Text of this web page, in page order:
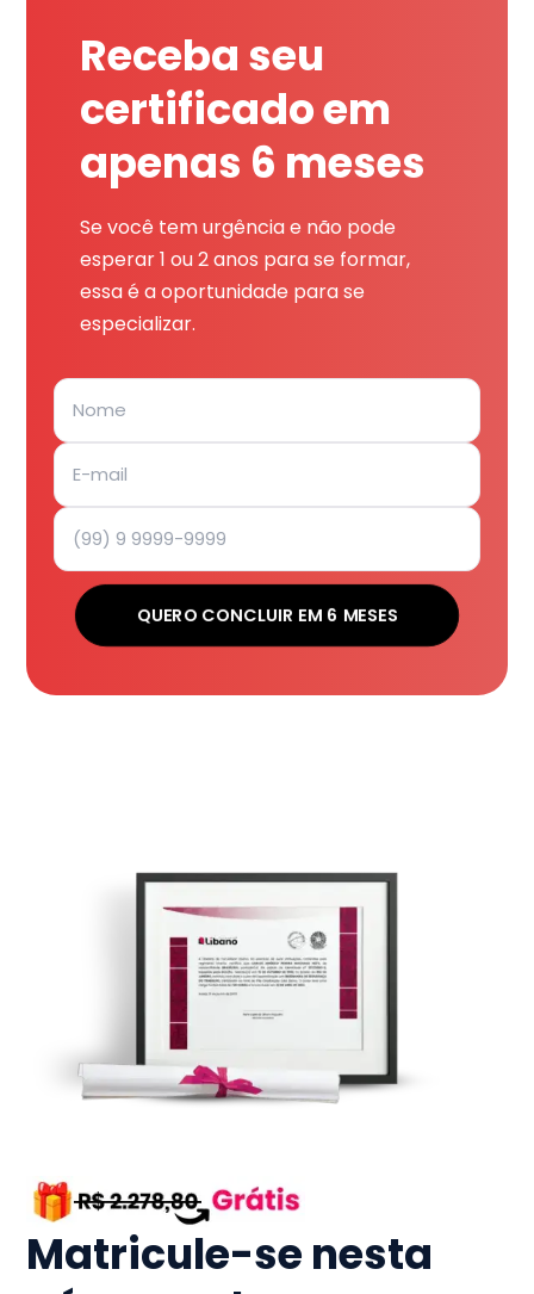
Receba seu
certificado em
apenas 6 meses
Se você tem urgência e não pode
esperar 1 ou 2 anos para se formar,
essa é a oportunidade para se
especializar.
QUERO CONCLUIR EM 6 MESES
Matricule-se nesta